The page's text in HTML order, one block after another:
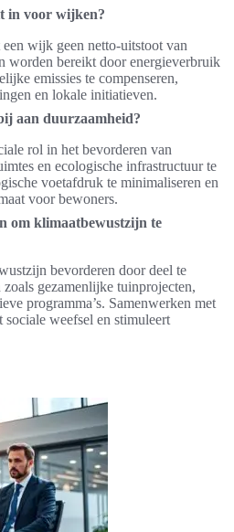
in voor wijken?
wijk geen netto-uitstoot van
worden bereikt door energieverbruik
emissies te compenseren,
en lokale initiatieven.
aan duurzaamheid?
rol in het bevorderen van
en ecologische infrastructuur te
voetafdruk te minimaliseren en
voor bewoners.
om klimaatbewustzijn te
bevorderen door deel te
gezamenlijke tuinprojecten,
programma’s. Samenwerken met
sociale weefsel en stimuleert